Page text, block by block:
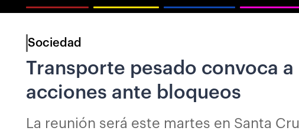
Sociedad
Transporte pesado convoca
acciones ante bloqueos
La reunión será este martes en Santa